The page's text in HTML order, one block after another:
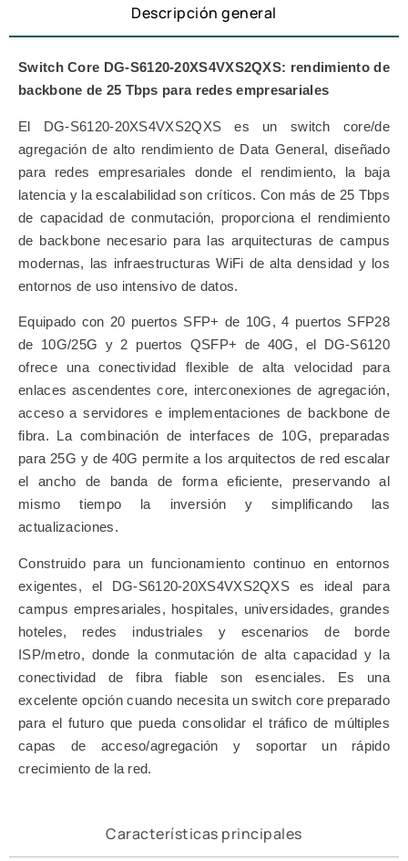
Descripción general
Características principales
Switch Core DG-S6120-20XS4VXS2QXS: rendimiento de
backbone de 25 Tbps para redes empresariales
El DG-S6120-20XS4VXS2QXS es un switch core/de
agregación de alto rendimiento de Data General, diseñado
para redes empresariales donde el rendimiento, la baja
latencia y la escalabilidad son críticos. Con más de 25 Tbps
de capacidad de conmutación, proporciona el rendimiento
de backbone necesario para las arquitecturas de campus
modernas, las infraestructuras WiFi de alta densidad y los
entornos de uso intensivo de datos.
Equipado con 20 puertos SFP+ de 10G, 4 puertos SFP28
de 10G/25G y 2 puertos QSFP+ de 40G, el DG-S6120
ofrece una conectividad flexible de alta velocidad para
enlaces ascendentes core, interconexiones de agregación,
acceso a servidores e implementaciones de backbone de
fibra. La combinación de interfaces de 10G, preparadas
para 25G y de 40G permite a los arquitectos de red escalar
el ancho de banda de forma eficiente, preservando al
mismo tiempo la inversión y simplificando las
actualizaciones.
Construido para un funcionamiento continuo en entornos
exigentes, el DG-S6120-20XS4VXS2QXS es ideal para
campus empresariales, hospitales, universidades, grandes
hoteles, redes industriales y escenarios de borde
ISP/metro, donde la conmutación de alta capacidad y la
conectividad de fibra fiable son esenciales. Es una
excelente opción cuando necesita un switch core preparado
para el futuro que pueda consolidar el tráfico de múltiples
capas de acceso/agregación y soportar un rápido
crecimiento de la red.